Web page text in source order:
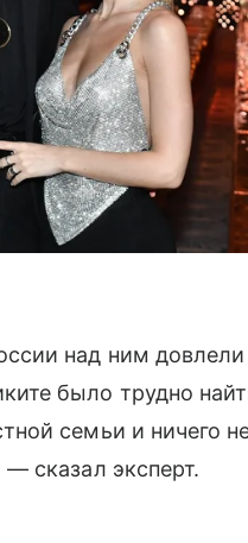
над ним
было трудно
семьи и ничего
— сказал эксперт.